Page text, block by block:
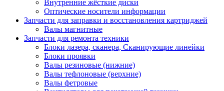
Внутренние жёсткие диски
Оптические носители информации
Запчасти для заправки и восстановления картриджей
Валы магнитные
Запчасти для ремонта техники
Блоки лазера, сканера, Сканирующие линейки
Блоки проявки
Валы резиновые (нижние)
Валы тефлоновые (верхние)
Валы фетровые